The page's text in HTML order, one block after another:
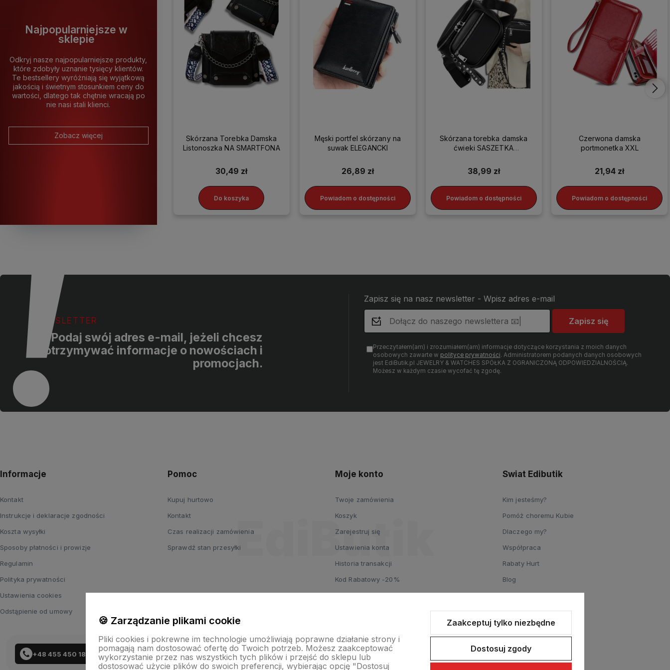
+48 455 450 183
Najpopularniejsze w
sklepie
Odkryj nasze najpopularniejsze produkty,
które zdobyły uznanie tysięcy klientów.
Te bestsellery wyróżniają się wyjątkową
jakością i świetnym stosunkiem ceny do
wartości, dlatego tak chętnie wracają po
nie nasi stali klienci.
Zobacz więcej
Skórzana Torebka Damska
Listonoszka NA SMARTFONA
30,49 zł
Do koszyka
Męski portfel skórzany na
suwak ELEGANCKI
26,89 zł
Powiadom o dostępności
Skórzana torebka damska
ćwieki SASZETKA
38,99 zł
Powiadom o dostępności
Czerwona damska
portmonetka XXL
21,94 zł
Powiadom o dostępności
NEWSLETTER
Podaj swój adres e-mail, jeżeli chcesz
otrzymywać informacje o nowościach i
promocjach.
Zapisz się na nasz newsletter - Wpisz adres e-mail
Zapisz się
Przeczytałem(am) i zrozumiałem(am) informacje dotyczące korzystania z moich danych
osobowych zawarte w polityce prywatności. Administratorem podanych danych osobowych
jest EdiButik.pl JEWELRY & WATCHES SPÓŁKA Z OGRANICZONĄ ODPOWIEDZIALNOŚCIĄ.
Możesz w każdym czasie wycofać tę zgodę.
Informacje
Kontakt
Instrukcje i deklaracje zgodności
Koszta wysyłki
Sposoby płatności i prowizje
Regulamin
Polityka prywatności
Ustawienia cookies
Odstąpienie od umowy
Pomoc
Kupuj hurtowo
Kontakt
Czas realizacji zamówienia
Sprawdź stan przesyłki
Moje konto
Twoje zamówienia
Koszyk
Zarejestruj się
Ustawienia konta
Historia transakcji
Kod Rabatowy -20%
Swiat Edibutik
Kim jesteśmy?
Pomóż choremu Kubie
Dlaczego my?
Współpraca
Rabaty Hurt
Blog
🍪 Zarządzanie plikami cookie
Pliki cookies i pokrewne im technologie umożliwiają poprawne działanie strony i
pomagają nam dostosować ofertę do Twoich potrzeb. Możesz zaakceptować
wykorzystanie przez nas wszystkich tych plików i przejść do sklepu lub
dostosować użycie plików do swoich preferencji, wybierając opcję "Dostosuj
Zaakceptuj tylko niezbędne
Dostosuj zgody